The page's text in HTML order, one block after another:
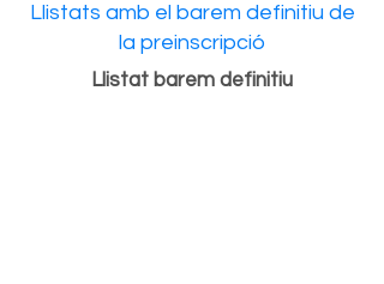
Llistats amb el barem definitiu de
la preinscripció
Llistat barem definitiu